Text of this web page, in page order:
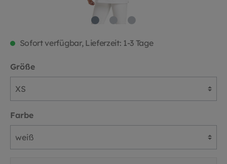
Sofort verfügbar, Lieferzeit: 1-3 Tage
Größe
Farbe